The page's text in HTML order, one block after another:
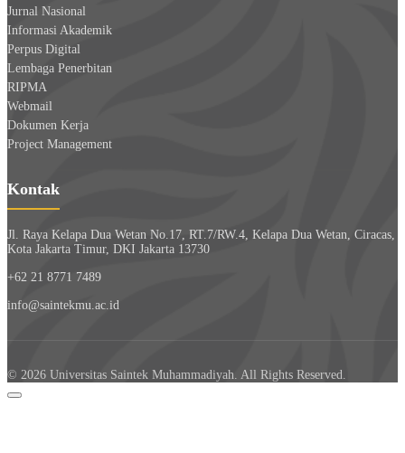
Jurnal Nasional
Informasi Akademik
Perpus Digital
Lembaga Penerbitan
RIPMA
Webmail
Dokumen Kerja
Project Management
Kontak
Jl. Raya Kelapa Dua Wetan No.17, RT.7/RW.4, Kelapa Dua Wetan, Ciracas,
Kota Jakarta Timur, DKI Jakarta 13730
+62 21 8771 7489
info@saintekmu.ac.id
© 2026 Universitas Saintek Muhammadiyah. All Rights Reserved.